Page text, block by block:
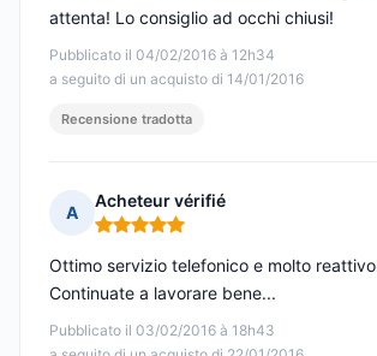
Pubblicato il 04/02/2016 à 12h34
a seguito di un acquisto di 14/01/2016
attenta! Lo consiglio ad occhi chiusi!
Recensione tradotta
A
Acheteur vérifié
Nota: 5 su 5
Pubblicato il 03/02/2016 à 18h43
Ottimo servizio telefonico e molto
Continuate a lavorare bene...